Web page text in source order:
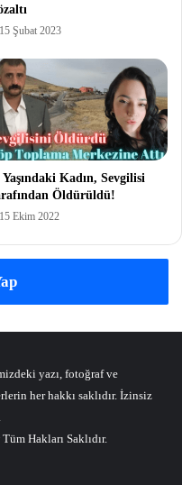
15 Şubat 2023
Yaşındaki Kadın, Sevgilisi
Öldürüldü!
15 Ekim 2022
yazı, fotoğraf ve
her hakkı saklıdır. İzinsiz
Tüm Hakları Saklıdır.